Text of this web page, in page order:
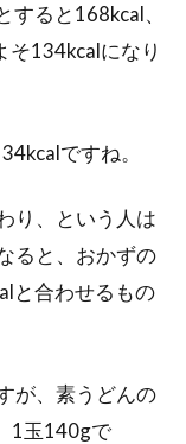
いに食べても、マイナ
ーは本当にカロ
のか？
巷にはカロリーゼロや
溢れています。食事に
ると168kcal、
134kcalになり
ですね。
り、という人は
ると、おかずの
と合わせるもの
が、素うどんの
1玉140gで